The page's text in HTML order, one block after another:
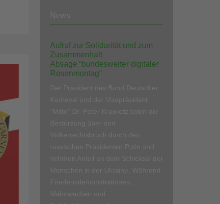
Aufruf zur Solidarität und zum
Zusammenhalt
Absage “bundesweiter digitaler
Rosenmontag“